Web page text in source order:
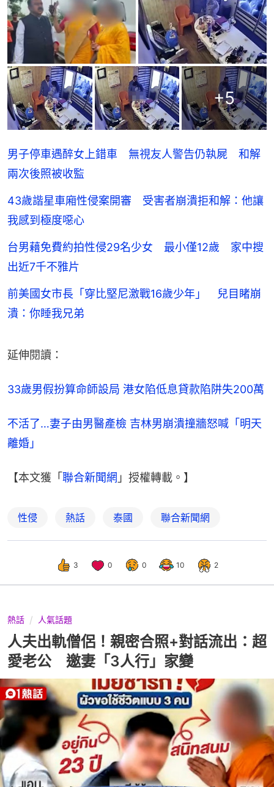
+5
男子停車遇醉女上錯車 無視友人警告仍執屍 和解
兩次後照被收監
43歲諧星車廂性侵案開審 受害者崩潰拒和解：他讓
我感到極度噁心
台男藉免費約拍性侵29名少女 最小僅12歲 家中搜
出近7千不雅片
前美國女市長「穿比堅尼激戰16歲少年」 兒目睹崩
潰：你睡我兄弟
延伸閱讀：
33歲男假扮算命師設局 港女陷低息貸款陷阱失200萬
不活了…妻子由男醫產檢 吉林男崩潰撞牆怒喊「明天
離婚」
【本文獲「 聯合新聞網 」授權轉載。】
性侵 熱話 泰國 聯合新聞網
3 0 0 10 2
熱話 人氣話題
人夫出軌僧侶！親密合照+對話流出：超
愛老公 邀妻「3人行」家變